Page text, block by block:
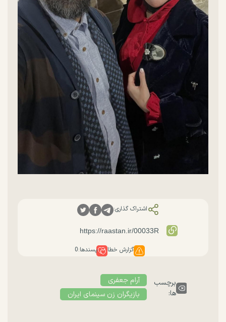
اشتراک گذاری:
گزارش خطا پسندها:0
برچسب
ها:
آرام جعفری
بازیگران زن سینمای ایران